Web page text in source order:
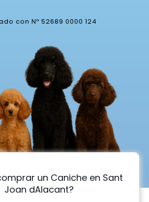
con Nº 52689 0000 124
un Caniche en Sant
Joan dAlacant?